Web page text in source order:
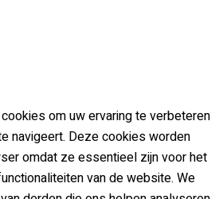
om uw ervaring te verbeteren
navigeert. Deze cookies worden
omdat ze essentieel zijn voor het
van de website. We